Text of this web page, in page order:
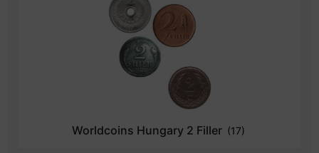
Worldcoins Hungary 2 Filler (17)